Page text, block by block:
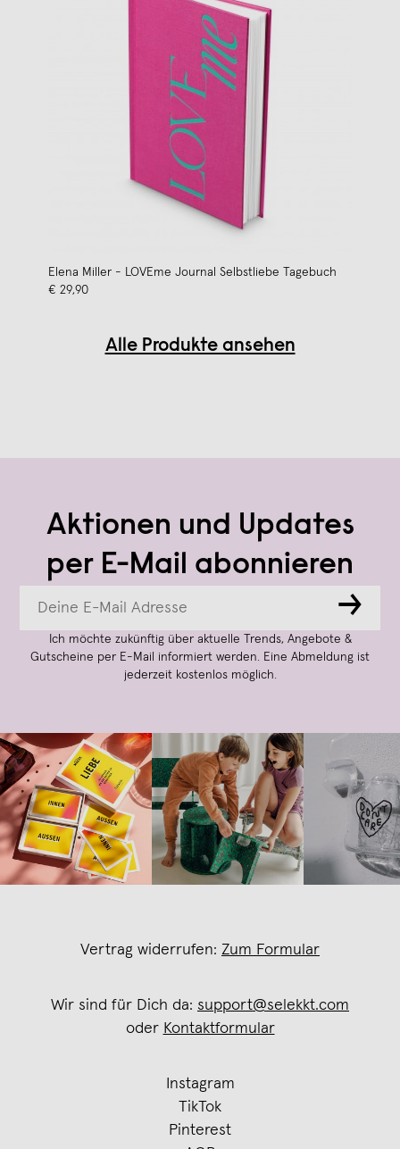
Elena Miller - LOVEme Journal Selbstliebe Tagebuch
€ 29,90
Alle Produkte ansehen
Aktionen und Updates
per E-Mail abonnieren
→
Ich möchte zukünftig über aktuelle Trends, Angebote &
Gutscheine per E-Mail informiert werden. Eine Abmeldung ist
jederzeit kostenlos möglich.
Vertrag widerrufen: Zum Formular
Wir sind für Dich da: support@selekkt.com
oder Kontaktformular
Instagram
TikTok
Pinterest